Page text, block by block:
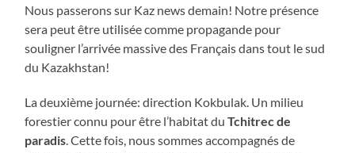
Nous passerons sur Kaz news demain! Notre présence
sera peut être utilisée comme propagande pour
souligner l’arrivée massive des Français dans tout le sud
du Kazakhstan!
La deuxième journée: direction Kokbulak. Un milieu
forestier connu pour être l’habitat duTchitrec de
paradis. Cette fois, nous sommes accompagnés de